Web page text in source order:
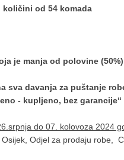
od 54 komada
je manja od polovine
sva davanja za puštanje
- kupljeno, bez
do 07. kolovoza 2024
Odjel za prodaju robe,